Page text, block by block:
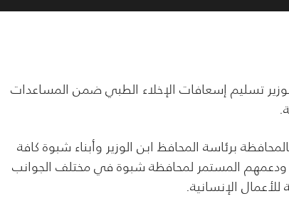
تسليم إسعافات الإخلاء الطبي ضمن المساعدات
برئاسة المحافظ ابن الوزير وأبناء شبوة كافة
ودعمهم المستمر لمحافظة شبوة في مختلف الجوانب
الإنسانية.